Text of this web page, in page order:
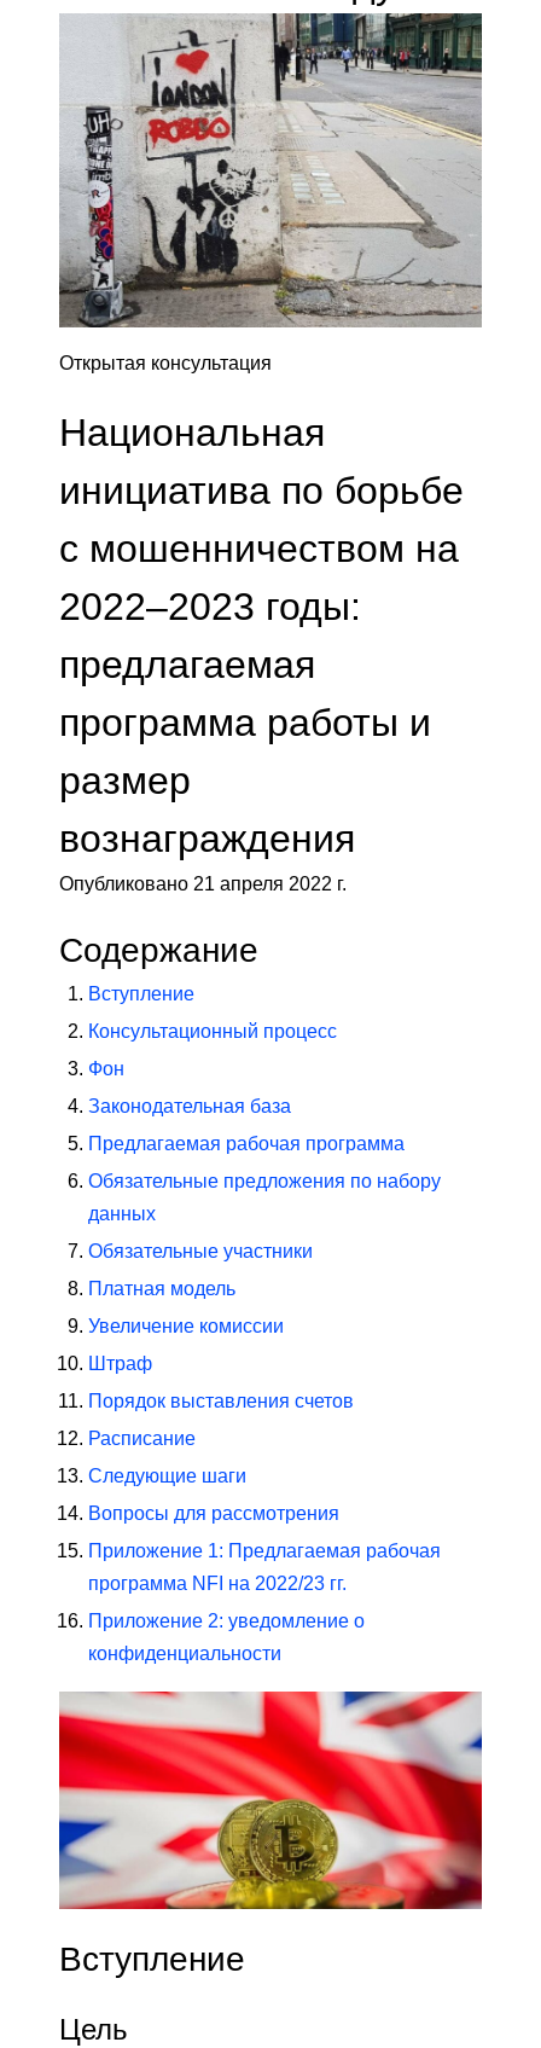
Открытая консультация
Национальная
инициатива по борьбе
с мошенничеством на
2022–2023 годы:
предлагаемая
программа работы и
размер
вознаграждения
Опубликовано 21 апреля 2022 г.
Содержание
Вступление
Консультационный процесс
Фон
Законодательная база
Предлагаемая рабочая программа
Обязательные предложения по набору
данных
Обязательные участники
Платная модель
Увеличение комиссии
Штраф
Порядок выставления счетов
Расписание
Следующие шаги
Вопросы для рассмотрения
Приложение 1: Предлагаемая рабочая
программа NFI на 2022/23 гг.
Приложение 2: уведомление о
конфиденциальности
Вступление
Цель